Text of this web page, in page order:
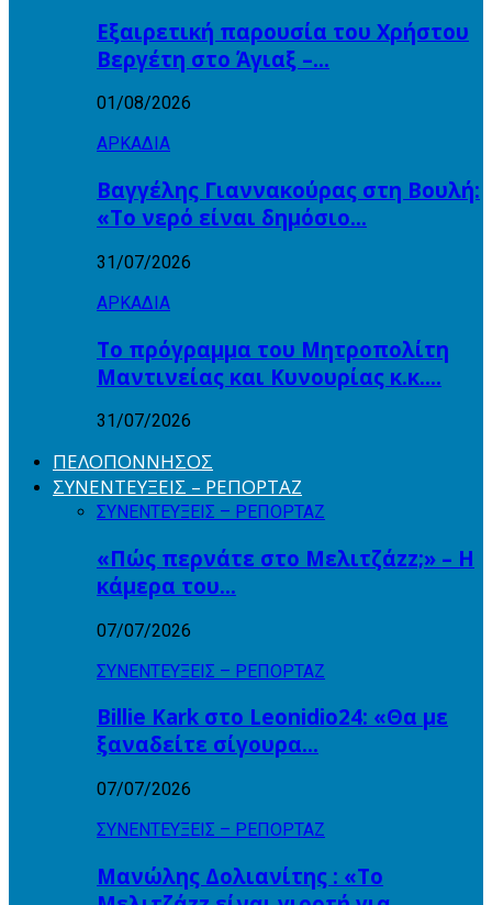
Εξαιρετική παρουσία του Χρήστου
Βεργέτη στο Άγιαξ –…
01/08/2026
ΑΡΚΑΔΙΑ
Βαγγέλης Γιαννακούρας στη Βουλή:
«Το νερό είναι δημόσιο…
31/07/2026
ΑΡΚΑΔΙΑ
Το πρόγραμμα του Μητροπολίτη
Μαντινείας και Κυνουρίας κ.κ….
31/07/2026
ΠΕΛΟΠΟΝΝΗΣΟΣ
ΣΥΝΕΝΤΕΥΞΕΙΣ – ΡΕΠΟΡΤΑΖ
ΣΥΝΕΝΤΕΥΞΕΙΣ – ΡΕΠΟΡΤΑΖ
«Πώς περνάτε στο Μελιτζάzz;» – Η
κάμερα του…
07/07/2026
ΣΥΝΕΝΤΕΥΞΕΙΣ – ΡΕΠΟΡΤΑΖ
Billie Kark στο Leonidio24: «Θα με
ξαναδείτε σίγουρα…
07/07/2026
ΣΥΝΕΝΤΕΥΞΕΙΣ – ΡΕΠΟΡΤΑΖ
Μανώλης Δολιανίτης : «Το